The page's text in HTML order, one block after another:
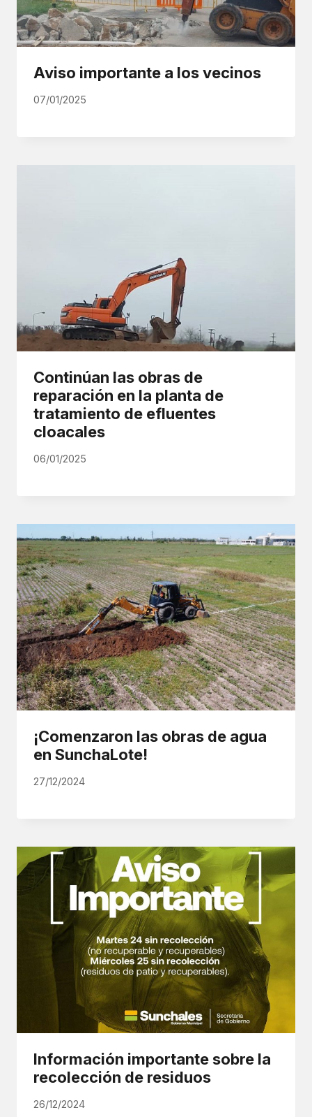
Aviso importante a los vecinos
07/01/2025
Continúan las obras de
reparación en la planta de
tratamiento de efluentes
cloacales
06/01/2025
¡Comenzaron las obras de agua
en SunchaLote!
27/12/2024
Información importante sobre la
recolección de residuos
26/12/2024